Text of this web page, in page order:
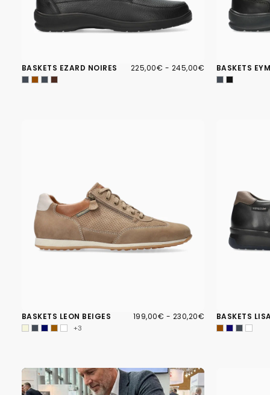
BASKETS EZARD NOIRES 225,00€
PRIX
225,00€ - PRIX
245,00€ BASKETS
BASKETS LEON BEIGES 199,00€
PRIX
199,00€ - PRIX
230,20€
+3
BASKETS